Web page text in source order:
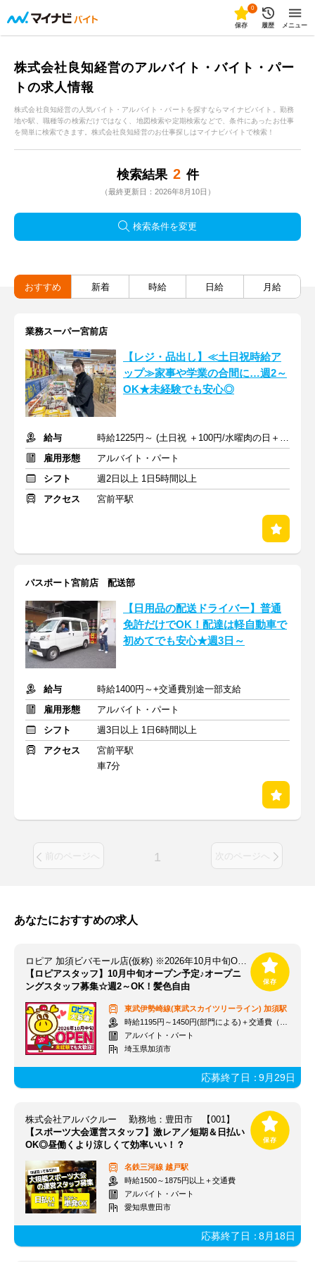
0
保存 履歴 メニュー
株式会社良知経営のアルバイト・バイト・パー
トの求人情報
株式会社良知経営の人気バイト・アルバイト・パートを探すならマイナビバイト。勤務
地や駅、職種等の検索だけではなく、地図検索や定期検索などで、条件にあったお仕事
を簡単に検索できます。株式会社良知経営のお仕事探しはマイナビバイトで検索！
検索結果 2 件
（最終更新日：2026年8月10日）
検索条件を変更
おすすめ 新着 時給 日給 月給
業務スーパー宮前店
【レジ・品出し】≪土日祝時給ア
ップ≫家事や学業の合間に…週2～
OK★未経験でも安心◎
給与
時給1225円～ (土日祝 ＋100円/水曜肉の日＋100円)＋交通費支給
雇用形態
アルバイト・パート
シフト
週2日以上 1日5時間以上
アクセス
宮前平駅
パスポート宮前店 配送部
【日用品の配送ドライバー】普通
免許だけでOK！配達は軽自動車で
初めてでも安心★週3日～
給与
時給1400円～+交通費別途一部支給
雇用形態
アルバイト・パート
シフト
週3日以上 1日6時間以上
アクセス
宮前平駅
車7分
前のページへ 1 次のページへ
あなたにおすすめの求人
ロピア 加須ビバモール店(仮称) ※2026年10月中旬OPEN予定
【ロピアスタッフ】10月中旬オープン予定♪オープニ
ングスタッフ募集☆週2～OK！髪色自由
東武伊勢崎線(東武スカイツリーライン) 加須駅
時給1195円～1450円(部門による)＋交通費（社内規定）
アルバイト・パート
埼玉県加須市
応募終了日：9月29日
株式会社アルバクルー 勤務地：豊田市 【001】
【スポーツ大会運営スタッフ】激レア／短期＆日払い
OK◎昼働くより涼しくて効率いい！？
名鉄三河線 越戸駅
時給1500～1875円以上＋交通費
アルバイト・パート
愛知県豊田市
応募終了日：8月18日